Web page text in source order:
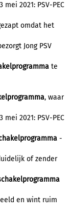
2021: PSV-PEC
omdat het
Jong PSV
te
, waar
2021: PSV-PEC
-
of zender
en wint ruim